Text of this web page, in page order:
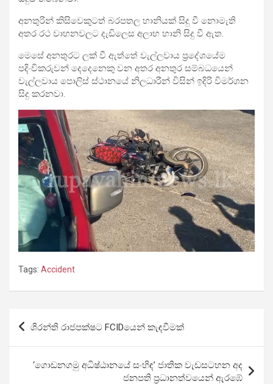
අනතුරින් කිසිවෙකුටත් බරපතල හානියක් සිදු වී නොමැති
අතර රථ වාහනවලට දැඩිලෙස අලාභ හානි සිදු වී ඇත.
මෙසේ අනතුරට ලක් වී ඇත්තේ වැල්ලවාය ප්‍රදේශයේම
පදිංචිකරුවන් දෙදෙනෙකු වන අතර අනතුර සම්බධයෙන්
වැල්ලවාය පොලිස් ස්ථානයේ නිලධාරීන් විසින් ඉදිරි විමර්ශන
සිදු කරනවා.
Tags: Accident
Post
ශිරන්ති රාජපක්ෂට FCIDයෙන් කැඳවීමක්
‘ගොඩනගමු අධිෂ්ඨානයේ සංහිඳ’ ජාතික වැඩසටහන අද
ජනපති ප්‍රධානත්වයෙන් ඇරඹේ